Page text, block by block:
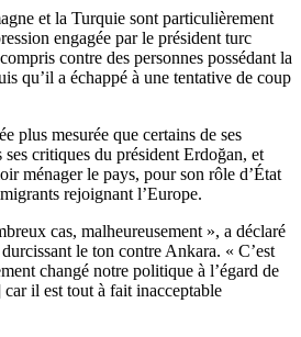
et la Turquie sont particulièrement
engagée par le président turc
contre des personnes possédant la
qu’il a échappé à une tentative de coup
plus mesurée que certains de ses
critiques du président Erdoğan, et
ménager le pays, pour son rôle d’État
rejoignant l’Europe.
cas, malheureusement », a déclaré
le ton contre Ankara. « C’est
changé notre politique à l’égard de
il est tout à fait inacceptable